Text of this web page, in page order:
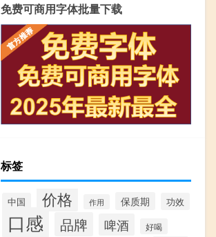
免费可商用字体批量下载
标签
中国 价格 作用 保质期 功效
口感 品牌 啤酒
好喝